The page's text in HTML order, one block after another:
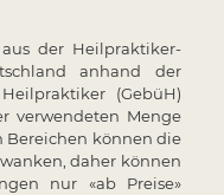
der Heilpraktiker-
anhand der
(GebüH)
verwendeten Menge
Bereichen können die
daher können
nur «ab Preise»